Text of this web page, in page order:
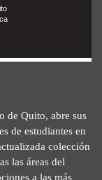
de Quito, abre sus
de estudiantes en
colección
las áreas del
a las más